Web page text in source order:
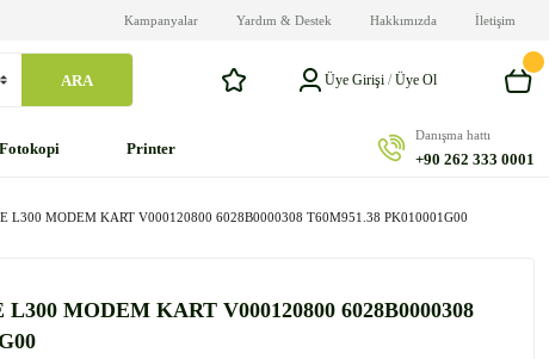
Kampanyalar Yardım & Destek Hakkımızda İletişim
ARA Üye Girişi /Üye Ol
Fotokopi Printer
Danışma hattı
+90 262 333 0001
L300 MODEM KART V000120800 6028B0000308 T60M951.38 PK010001G00
MODEM KART V000120800 6028B0000308